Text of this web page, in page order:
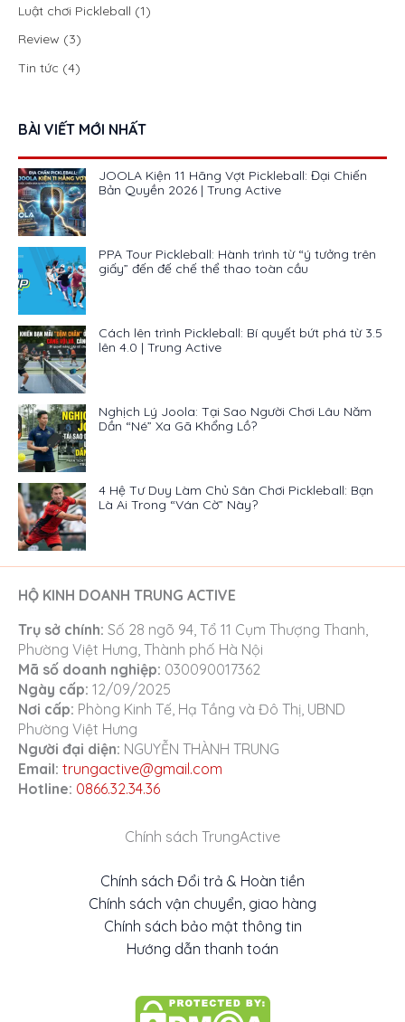
Luật chơi Pickleball (1)
Review (3)
Tin tức (4)
BÀI VIẾT MỚI NHẤT
JOOLA Kiện 11 Hãng Vợt Pickleball: Đại Chiến
Bản Quyền 2026 | Trung Active
PPA Tour Pickleball: Hành trình từ “ý tưởng trên
giấy” đến đế chế thể thao toàn cầu
Cách lên trình Pickleball: Bí quyết bứt phá từ 3.5
lên 4.0 | Trung Active
Nghịch Lý Joola: Tại Sao Người Chơi Lâu Năm
Dần “Né” Xa Gã Khổng Lồ?
4 Hệ Tư Duy Làm Chủ Sân Chơi Pickleball: Bạn
Là Ai Trong “Ván Cờ” Này?
HỘ KINH DOANH TRUNG ACTIVE
Trụ sở chính: Số 28 ngõ 94, Tổ 11 Cụm Thượng Thanh,
Phường Việt Hưng, Thành phố Hà Nội
Mã số doanh nghiệp: 030090017362
Ngày cấp: 12/09/2025
Nơi cấp: Phòng Kinh Tế, Hạ Tầng và Đô Thị, UBND
Phường Việt Hưng
Người đại diện: NGUYỄN THÀNH TRUNG
Email: trungactive@gmail.com
Hotline: 0866.32.34.36
Chính sách TrungActive
Chính sách Đổi trả & Hoàn tiền
Chính sách vận chuyển, giao hàng
Chính sách bảo mật thông tin
Hướng dẫn thanh toán